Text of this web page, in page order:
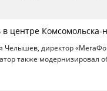
центре Комсомольска-
Челышев, директор
также модернизировал